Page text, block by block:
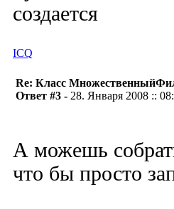
создается
ICQ
Re: Класс
Ответ #3 - 28. Января 2008 ::
А можешь
что бы просто